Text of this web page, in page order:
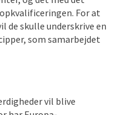
For at
de skulle underskrive en
som samarbejdet
vil blive